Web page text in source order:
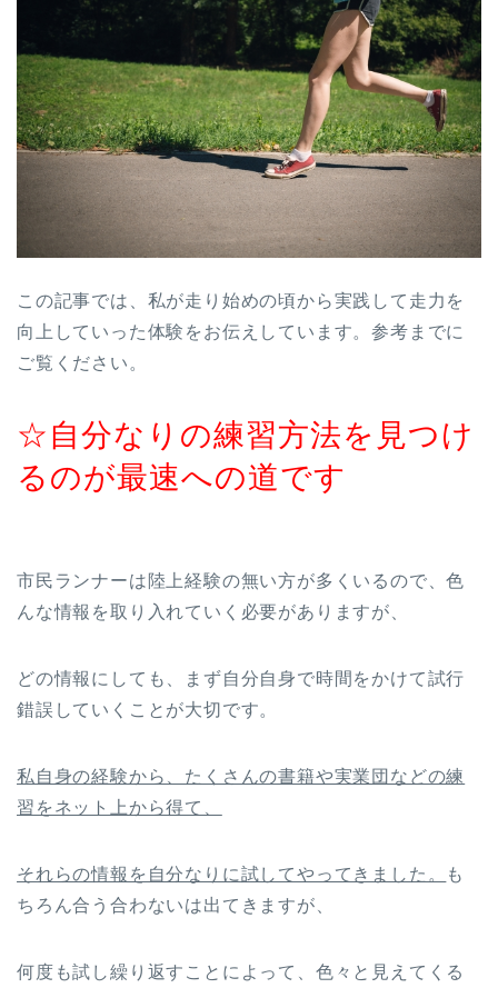
この記事では、私が走り始めの頃から実践して走力を
向上していった体験をお伝えしています。参考までに
ご覧ください。
☆自分なりの練習方法を見つけ
るのが最速への道です
市民ランナーは陸上経験の無い方が多くいるので、色
んな情報を取り入れていく必要がありますが、
どの情報にしても、まず自分自身で時間をかけて試行
錯誤していくことが大切です。
私自身の経験から、たくさんの書籍や実業団などの練
習をネット上から得て、
それらの情報を自分なりに試してやってきました。
も
ちろん合う合わないは出てきますが、
何度も試し繰り返すことによって、色々と見えてくる